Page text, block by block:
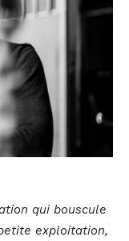
qui bouscule
exploitation,